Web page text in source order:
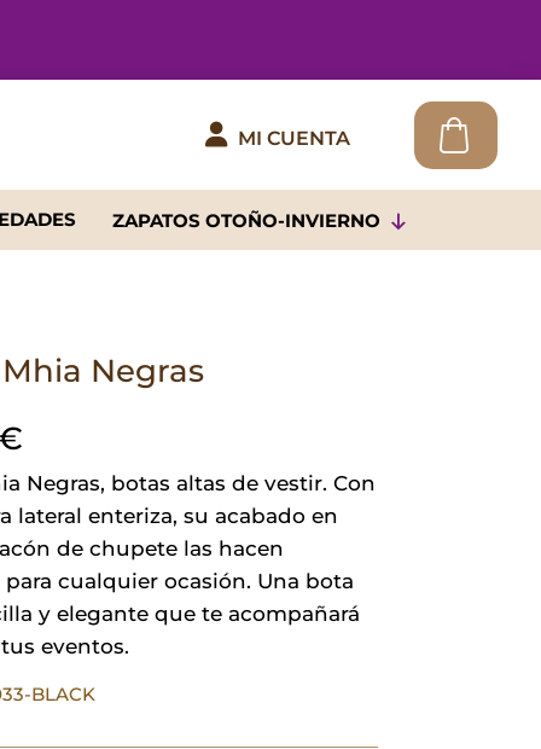
 MI CUENTA
ZAPATOS OTOÑO-INVIERNO
Negras
Negras, botas altas de vestir. Con
lateral enteriza, su acabado en
de chupete las hacen
cualquier ocasión. Una bota
y elegante que te acompañará
eventos.
BLACK